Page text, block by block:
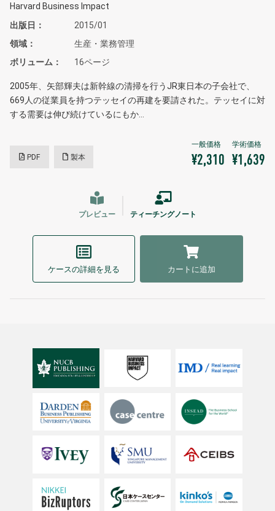
Harvard Business Impact
出版日
2015/01
領域
生産・業務管理
ボリューム
16ページ
2005年、矢部輝夫は新幹線の清掃を行うJR東日本の子会社で、
669人の従業員を持つテッセイの再建を要請された。テッセイに対
する需要は伸び続けているにもか…
PDF 製本 ¥2,310 ¥1,639
プレビュー ティーチングノート
ケースの詳細を見る カートに追加